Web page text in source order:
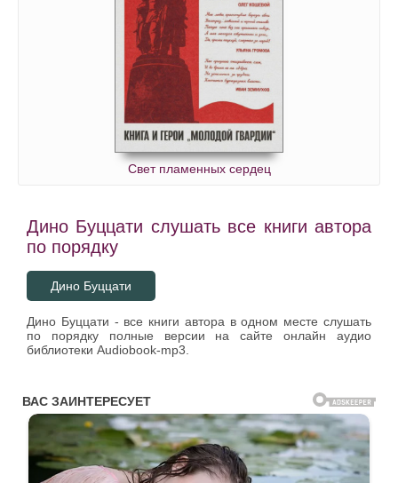
Свет пламенных сердец
Дино Буццати слушать все книги автора
по порядку
Дино Буццати
Дино Буццати - все книги автора в одном месте слушать
по порядку полные версии на сайте онлайн аудио
библиотеки Audiobook-mp3.